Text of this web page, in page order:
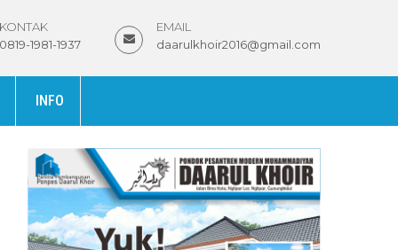
EMAIL
daarulkhoir2016@gmail.com
1981-1937
INFO